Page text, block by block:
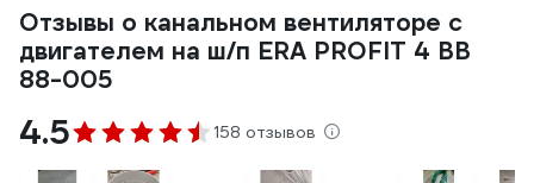
Отзывы о канальном вентиляторе с
двигателем на ш/п ERA PROFIT 4 ВВ
88-005
4.5 158 отзывов